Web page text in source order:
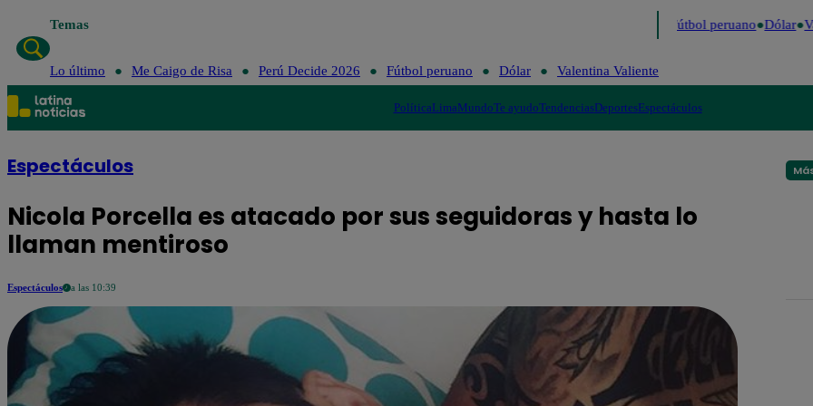
Temas Fútbol peruano Dólar
Lo último Me Caigo de Risa Perú Decide 2026 Fútbol peruano Dólar Valentina Valiente
PolíticaLimaMundoTe ayudoTendenciasDeportesEspectáculos
Espectáculos
Nicola Porcella es atacado por sus seguidoras y hasta lo
llaman mentiroso
Espectáculos a las 10:39